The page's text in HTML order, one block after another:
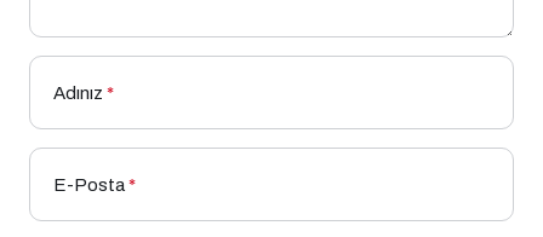
Adınız *
E-Posta*